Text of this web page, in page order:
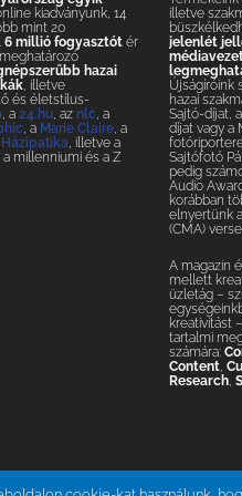
kiadványunk, 14
mint 20
6 millió fogyasztót ér
hazai
, illetve
és életstílus-
, a24.hu, az nlc, a
, a Marie Claire, a
Házipatika, illetve a
millenniumi és a Z
illetve
jelenlét
Újságíróink
hazai
Sajtó-díjat,
díjat vagy a
Sajtófotó
pedig
Audio
korábban
elnyertünk
(CMA)
A magazin
mellett
üzletág –
kreativitást
tartalmi
számára:
Content,
Research,